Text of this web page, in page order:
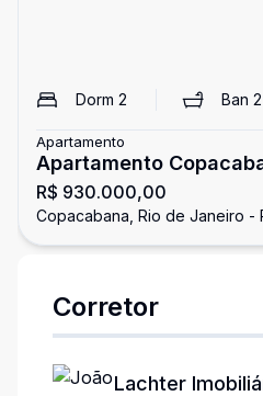
Dorm 2 Ban2
Apartamento
Apartamento
1 vaga
R$ 930.000,00
Copacabana, Rio de Janeiro -
Corretor
Lachter